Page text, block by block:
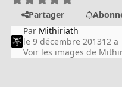
Partager
Par Mithiriath
le 9 décembre 201312 a
Voir les images de